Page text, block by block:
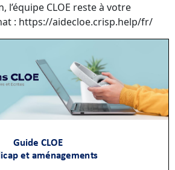
l’équipe CLOE reste à votre
: https://aidecloe.crisp.help/fr/